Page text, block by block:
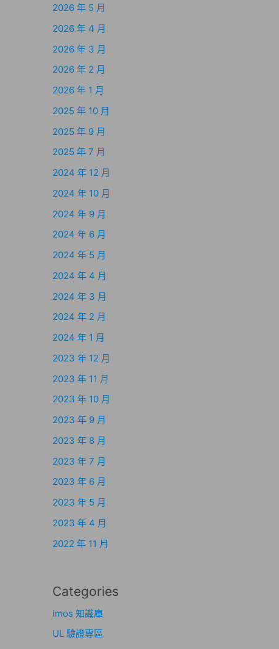
2026 年 5 月
2026 年 4 月
2026 年 3 月
2026 年 2 月
2026 年 1 月
2025 年 10 月
2025 年 9 月
2025 年 7 月
2024 年 12 月
2024 年 10 月
2024 年 9 月
2024 年 6 月
2024 年 5 月
2024 年 4 月
2024 年 3 月
2024 年 2 月
2024 年 1 月
2023 年 12 月
2023 年 11 月
2023 年 10 月
2023 年 9 月
2023 年 8 月
2023 年 7 月
2023 年 6 月
2023 年 5 月
2023 年 4 月
2022 年 11 月
Categories
imos 知識庫
UL 驗證專區